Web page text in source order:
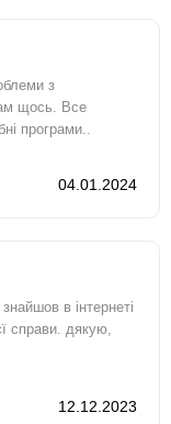
з
щось. Все
програми..
04.01.2024
в інтернеті
справи. дякую,
12.12.2023